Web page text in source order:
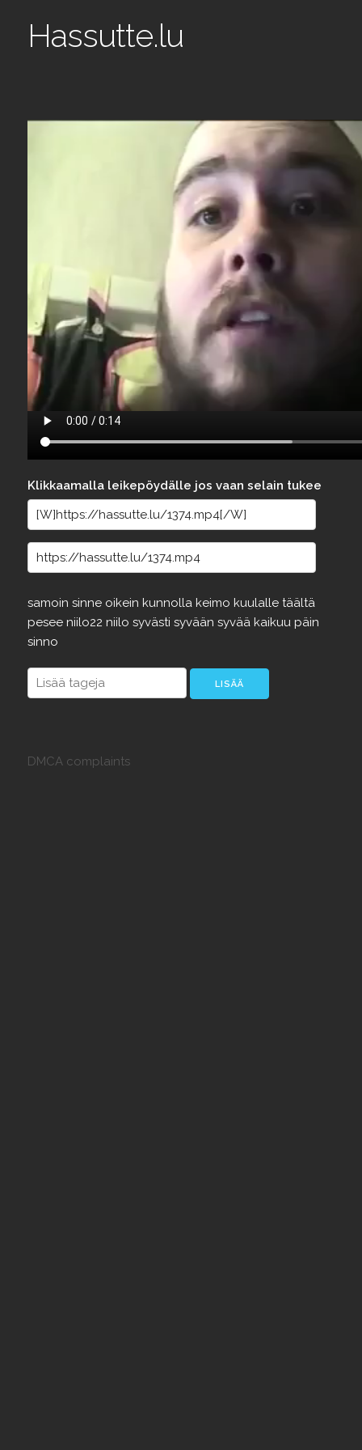
Hassutte.lu
Klikkaamalla leikepöydälle jos vaan selain tukee
samoin sinne oikein kunnolla keimo kuulalle täältä
pesee niilo22 niilo syvästi syvään syvää kaikuu päin
sinno
DMCA complaints